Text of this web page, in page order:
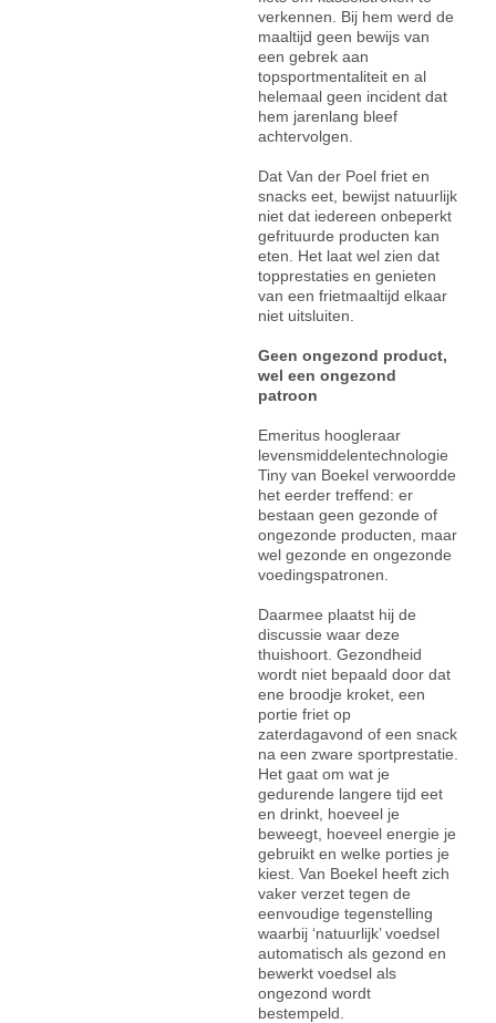
verkennen. Bij hem werd de
maaltijd geen bewijs van
een gebrek aan
topsportmentaliteit en al
helemaal geen incident dat
hem jarenlang bleef
achtervolgen.
Dat Van der Poel friet en
snacks eet, bewijst natuurlijk
niet dat iedereen onbeperkt
gefrituurde producten kan
eten. Het laat wel zien dat
topprestaties en genieten
van een frietmaaltijd elkaar
niet uitsluiten.
Geen ongezond product,
wel een ongezond
patroon
Emeritus hoogleraar
levensmiddelentechnologie
Tiny van Boekel verwoordde
het eerder treffend: er
bestaan geen gezonde of
ongezonde producten, maar
wel gezonde en ongezonde
voedingspatronen.
Daarmee plaatst hij de
discussie waar deze
thuishoort. Gezondheid
wordt niet bepaald door dat
ene broodje kroket, een
portie friet op
zaterdagavond of een snack
na een zware sportprestatie.
Het gaat om wat je
gedurende langere tijd eet
en drinkt, hoeveel je
beweegt, hoeveel energie je
gebruikt en welke porties je
kiest. Van Boekel heeft zich
vaker verzet tegen de
eenvoudige tegenstelling
waarbij ‘natuurlijk’ voedsel
automatisch als gezond en
bewerkt voedsel als
ongezond wordt
bestempeld.